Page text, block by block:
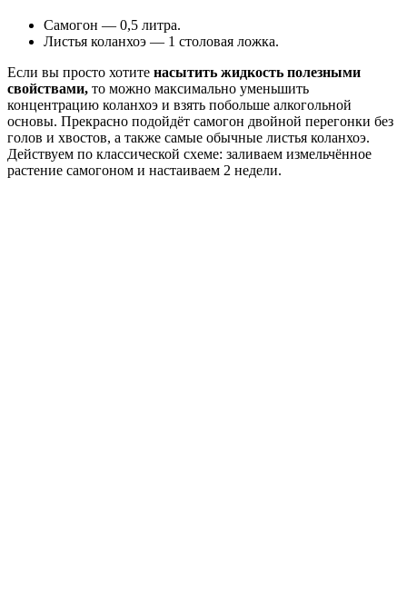
Самогон — 0,5 литра.
Листья коланхоэ — 1 столовая ложка.
Если вы просто хотите насытить жидкость полезными
свойствами, то можно максимально уменьшить
концентрацию коланхоэ и взять побольше алкогольной
основы. Прекрасно подойдёт самогон двойной перегонки без
голов и хвостов, а также самые обычные листья коланхоэ.
Действуем по классической схеме: заливаем измельчённое
растение самогоном и настаиваем 2 недели.